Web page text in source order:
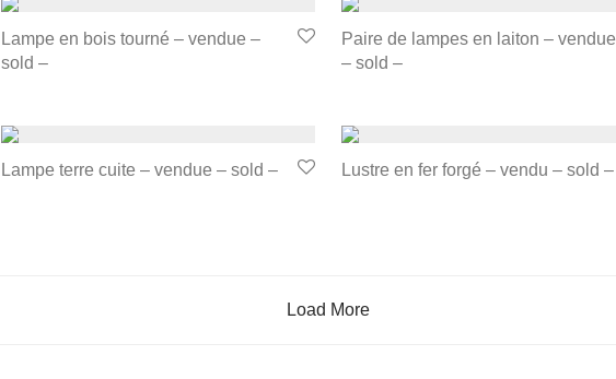
Lampe en bois tourné – vendue –
sold –
Paire de lampes en laiton – vendue
– sold –
Lampe terre cuite – vendue – sold – Lustre en fer forgé – vendu – sold –
Load More